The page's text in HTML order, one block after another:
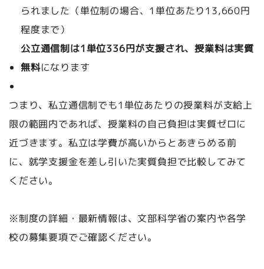
られました（単位制の場合、1単位あたり13,660円
程度まで）
公立通信制は1単位336円が支援され、授業料は実質
無料になります
つまり、私立通信制でも1単位あたりの授業料が支給上
限の範囲内であれば、授業料の自己負担は実質ゼロに
近づきます。私立は学費が高いからとあきらめる前
に、就学支援金を差し引いた実質負担で比較してみて
ください。
※制度の詳細・最新情報は、文部科学省の案内や各学
校の募集要項でご確認ください。